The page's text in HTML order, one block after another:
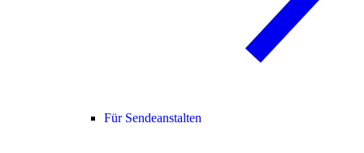
Für Sendeanstalten